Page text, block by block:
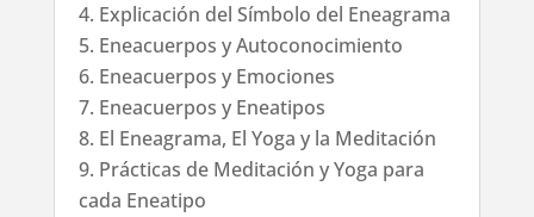
Explicación del Símbolo del Eneagrama
Eneacuerpos y Autoconocimiento
Eneacuerpos y Emociones
Eneacuerpos y Eneatipos
El Eneagrama, El Yoga y la Meditación
Prácticas de Meditación y Yoga para
cada Eneatipo